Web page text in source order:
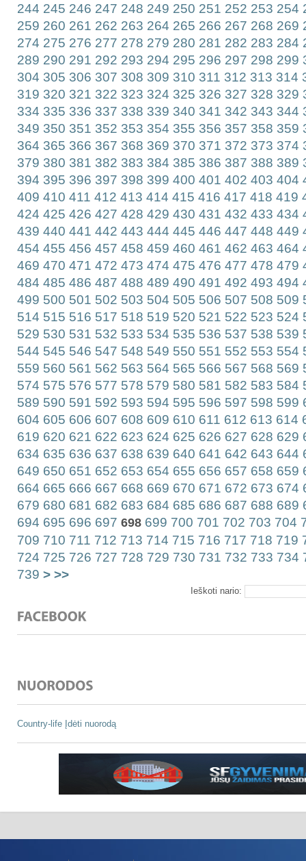
244 245 246 247 248 249 250 251 252 253 254
259 260 261 262 263 264 265 266 267 268 269
274 275 276 277 278 279 280 281 282 283 284
289 290 291 292 293 294 295 296 297 298 299
304 305 306 307 308 309 310 311 312 313 314
319 320 321 322 323 324 325 326 327 328 329
334 335 336 337 338 339 340 341 342 343 344
349 350 351 352 353 354 355 356 357 358 359
364 365 366 367 368 369 370 371 372 373 374
379 380 381 382 383 384 385 386 387 388 389
394 395 396 397 398 399 400 401 402 403 404
409 410 411 412 413 414 415 416 417 418 419
424 425 426 427 428 429 430 431 432 433 434
439 440 441 442 443 444 445 446 447 448 449
454 455 456 457 458 459 460 461 462 463 464
469 470 471 472 473 474 475 476 477 478 479
484 485 486 487 488 489 490 491 492 493 494
499 500 501 502 503 504 505 506 507 508 509
514 515 516 517 518 519 520 521 522 523 524
529 530 531 532 533 534 535 536 537 538 539
544 545 546 547 548 549 550 551 552 553 554
559 560 561 562 563 564 565 566 567 568 569
574 575 576 577 578 579 580 581 582 583 584
589 590 591 592 593 594 595 596 597 598 599
604 605 606 607 608 609 610 611 612 613 614
619 620 621 622 623 624 625 626 627 628 629
634 635 636 637 638 639 640 641 642 643 644
649 650 651 652 653 654 655 656 657 658 659
664 665 666 667 668 669 670 671 672 673 674
679 680 681 682 683 684 685 686 687 688 689
694 695 696 697 698 699 700 701 702 703 704
709 710 711 712 713 714 715 716 717 718 719
724 725 726 727 728 729 730 731 732 733 734
739 > >>
Ieškoti nario:
Country-life Įdėti nuorodą